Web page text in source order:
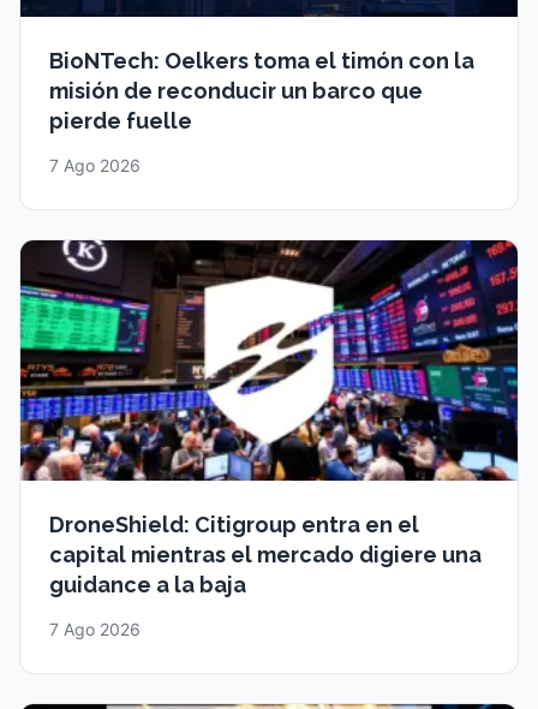
BioNTech: Oelkers toma el timón con la
misión de reconducir un barco que
pierde fuelle
7 Ago 2026
DroneShield: Citigroup entra en el
capital mientras el mercado digiere una
guidance a la baja
7 Ago 2026